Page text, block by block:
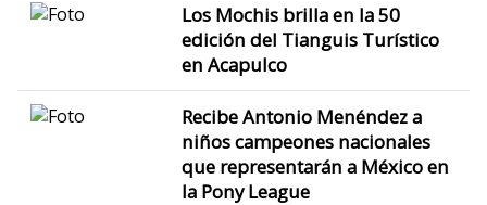
Los Mochis brilla en la 50
edición del Tianguis Turístico
en Acapulco
Recibe Antonio Menéndez a
niños campeones nacionales
que representarán a México en
la Pony League